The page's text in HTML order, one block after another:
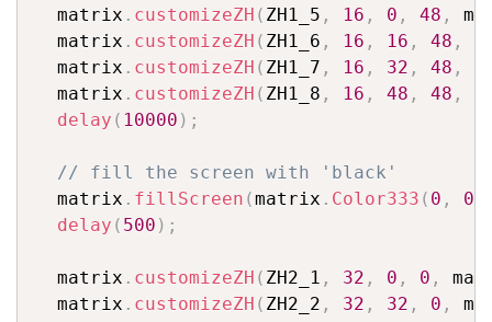
  matrix
. customizeZH ( ZH1_5 , 16 , 0 , 48 ,
  matrix
. customizeZH ( ZH1_6 , 16 , 16 , 48 ,
  matrix
. customizeZH ( ZH1_7 , 16 , 32 , 48 ,
  matrix
. customizeZH ( ZH1_8 , 16 , 48 , 48 ,
delay ( 10000 ) ;
// fill the screen with 'black'
  matrix
. fillScreen (matrix . Color333 ( 0 , 0
delay ( 500 ) ;
  matrix
. customizeZH ( ZH2_1 , 32 , 0 , 0 ,
  matrix
. customizeZH ( ZH2_2 , 32 , 32 , 0 ,